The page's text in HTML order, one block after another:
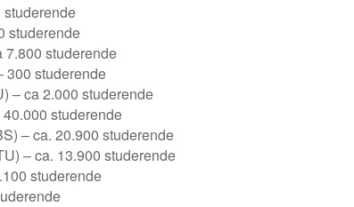
studerende
studerende
7.800 studerende
300 studerende
– ca 2.000 studerende
studerende
– ca. 20.900 studerende
– ca. 13.900 studerende
studerende